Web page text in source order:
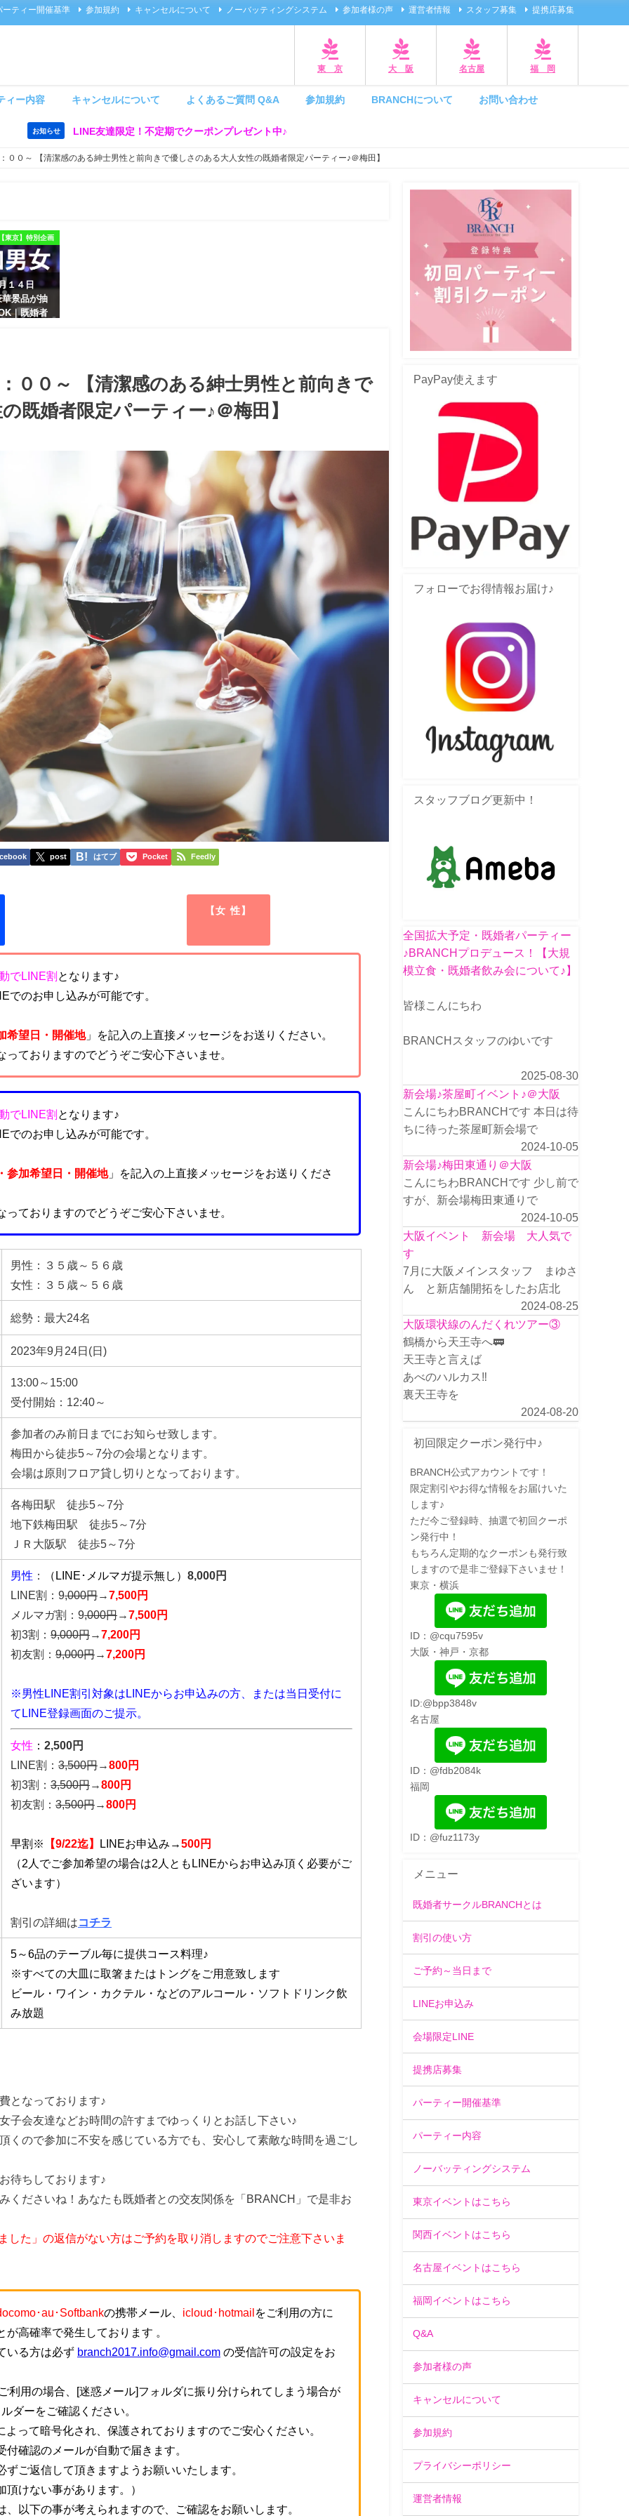
ーティー開催基準 参加規約 キャンセルについて ノーバッティングシステム 参加者様の声 運営者情報 スタッフ募集 提携店募集
東 京 大 阪 名古屋 福 岡
ィー内容 キャンセルについて よくあるご質問 Q&A 参加規約 BRANCHについて お問い合わせ
お知らせ LINE友達限定！不定期でクーポンプレゼント中♪
００～ 【清潔感のある紳士男性と前向きで優しさのある大人女性の既婚者限定パーティー♪＠梅田】
東京】特別企画
１４日
景品が抽
｜既婚者
００～ 【清潔感のある紳士男性と前向きで
既婚者限定パーティー♪＠梅田】
post はてブ Pocket Feedly
【女 性】
でLINE割 となります♪
でのお申し込みが可能です。
希望日・開催地」を記入の上直接メッセージをお送りください。
ておりますのでどうぞご安心下さいませ。
でLINE割 となります♪
でのお申し込みが可能です。
参加希望日・開催地」を記入の上直接メッセージをお送りくださ
ておりますのでどうぞご安心下さいませ。
男性：３５歳～５６歳
女性：３５歳～５６歳
総勢：最大24名
2023年9月24日(日)
13:00～15:00
受付開始：12:40～
参加者のみ前日までにお知らせ致します。
梅田から徒歩5～7分の会場となります。
会場は原則フロア貸し切りとなっております。
各梅田駅 徒歩5～7分
地下鉄梅田駅 徒歩5～7分
ＪＲ大阪駅 徒歩5～7分
男性 ： （LINE･メルマガ提示無し） 8,000円
LINE割：9,000円→7,500円
メルマガ割：9,000円→7,500円
初3割： 9,000円→7,200円
初友割： 9,000円→7,200円
※男性LINE割引対象はLINEからお申込みの方、または当日受付に
てLINE登録画面のご提示。
女性 ： 2,500円
LINE割： 3,500円→800円
初3割： 3,500円→800円
初友割： 3,500円→800円
早割※ 【9/22迄】 LINEお申込み→500円
（2人でご参加希望の場合は2人ともLINEからお申込み頂く必要がご
ざいます）
割引の詳細はコチラ
5～6品のテーブル毎に提供コース料理♪
※すべての大皿に取箸またはトングをご用意致します
ビール・ワイン・カクテル・などのアルコール・ソフトドリンク飲
み放題
となっております♪
子会友達などお時間の許すまでゆっくりとお話し下さい♪
くので参加に不安を感じている方でも、安心して素敵な時間を過ごし
待ちしております♪
くださいね！あなたも既婚者との交友関係を「BRANCH」で是非お
た」の返信がない方はご予約を取り消しますのでご注意下さいま
･au･Softbankの携帯メール、 icloud･hotmail をご利用の方に
高確率で発生しております 。
いる方は必ず branch2017.info@gmail.com の受信許可の設定をお
利用の場合、[迷惑メール]フォルダに振り分けられてしまう場合が
ダーをご確認ください。
って暗号化され、保護されておりますのでご安心ください。
確認のメールが自動で届きます。
ご返信して頂きますようお願いいたします。
けない事があります。）
以下の事が考えられますので、ご確認をお願いします。
PayPay使えます
フォローでお得情報お届け♪
スタッフブログ更新中！
全国拡大予定・既婚者パーティー
♪BRANCHプロデュース！【大規
模立食・既婚者飲み会について♪】
皆様こんにちわ
BRANCHスタッフのゆいです
2025-08-30
新会場♪茶屋町イベント♪＠大阪
こんにちわBRANCHです 本日は待
ちに待った茶屋町新会場で
2024-10-05
新会場♪梅田東通り＠大阪
こんにちわBRANCHです 少し前で
すが、新会場梅田東通りで
2024-10-05
大阪イベント 新会場 大人気で
す
7月に大阪メインスタッフ まゆさ
ん と新店舗開拓をしたお店北
2024-08-25
大阪環状線のんだくれツアー③
鶴橋から天王寺へ🚃
天王寺と言えば
あべのハルカス‼️
裏天王寺を
2024-08-20
初回限定クーポン発行中♪
BRANCH公式アカウントです！
限定割引やお得な情報をお届けいた
します♪
ただ今ご登録時、抽選で初回クーポ
ン発行中！
もちろん定期的なクーポンも発行致
しますので是非ご登録下さいませ！
東京・横浜
ID：@cqu7595v
大阪・神戸・京都
ID:@bpp3848v
名古屋
ID：@fdb2084k
福岡
ID：@fuz1173y
メニュー
既婚者サークルBRANCHとは
割引の使い方
ご予約～当日まで
LINEお申込み
会場限定LINE
提携店募集
パーティー開催基準
パーティー内容
ノーバッティングシステム
東京イベントはこちら
関西イベントはこちら
名古屋イベントはこちら
福岡イベントはこちら
Q&A
参加者様の声
キャンセルについて
参加規約
プライバシーポリシー
運営者情報